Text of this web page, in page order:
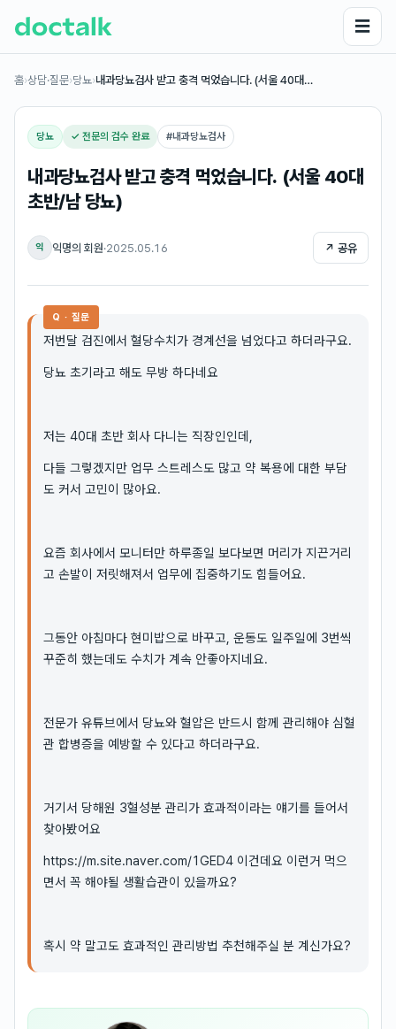
☰
홈›상담·질문›당뇨›내과당뇨검사 받고 충격 먹었습니다. (서울 40대…
당뇨 ✓ 전문의 검수 완료 #내과당뇨검사
내과당뇨검사 받고 충격 먹었습니다. (서울 40대
초반/남 당뇨)
익 익명의 회원·2025.05.16 ↗ 공유
Q · 질문
저번달 검진에서 혈당수치가 경계선을 넘었다고 하더라구요.
당뇨 초기라고 해도 무방 하다네요
저는 40대 초반 회사 다니는 직장인인데,
다들 그렇겠지만 업무 스트레스도 많고 약 복용에 대한 부담
도 커서 고민이 많아요.
요즘 회사에서 모니터만 하루종일 보다보면 머리가 지끈거리
고 손발이 저릿해져서 업무에 집중하기도 힘들어요.
그동안 아침마다 현미밥으로 바꾸고, 운동도 일주일에 3번씩
꾸준히 했는데도 수치가 계속 안좋아지네요.
전문가 유튜브에서 당뇨와 혈압은 반드시 함께 관리해야 심혈
관 합병증을 예방할 수 있다고 하더라구요.
거기서 당해원 3혈성분 관리가 효과적이라는 얘기를 들어서
찾아봤어요
https://m.site.naver.com/1GED4 이건데요 이런거 먹으
면서 꼭 해야될 생활습관이 있을까요?
혹시 약 말고도 효과적인 관리방법 추천해주실 분 계신가요?